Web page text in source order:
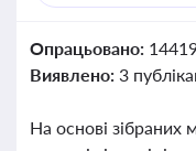
Опрацьовано:
Виявлено: 3
На основі зібраних